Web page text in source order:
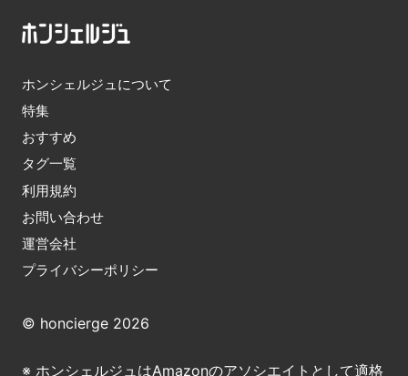
ホンシェルジュについて
特集
おすすめ
タグ一覧
利用規約
お問い合わせ
運営会社
プライバシーポリシー
© honcierge 2026
※ ホンシェルジュはAmazonのアソシエイトとして適格